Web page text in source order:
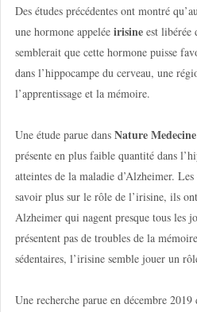
Des études précédentes ont montré
une hormone appelée irisine est libérée
semblerait que cette hormone puisse
dans l’hippocampe du cerveau, une
l’apprentissage et la mémoire.
Une étude parue dans Nature Medecine
présente en plus faible quantité dans
atteintes de la maladie d’Alzheimer.
savoir plus sur le rôle de l’irisine, ils
Alzheimer qui nagent presque tous les
présentent pas de troubles de la
sédentaires, l’irisine semble jouer un
Une recherche parue en décembre 2019